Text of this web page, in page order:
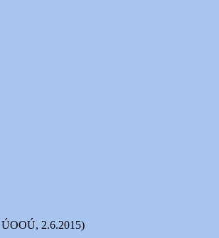
ÚOOÚ, 2.6.2015)